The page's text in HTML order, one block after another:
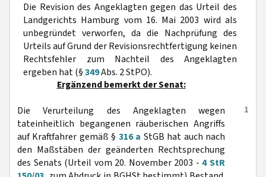
Die Revision des Angeklagten gegen das Urteil des
Landgerichts Hamburg vom 16. Mai 2003 wird als
unbegründet verworfen, da die Nachprüfung des
Urteils auf Grund der Revisionsrechtfertigung keinen
Rechtsfehler zum Nachteil des Angeklagten
ergeben hat (§349Abs. 2 StPO).
Ergänzend bemerkt der Senat:
1
Die Verurteilung des Angeklagten wegen
tateinheitlich begangenen räuberischen Angriffs
auf Kraftfahrer gemäß § 316 a StGB hat auch nach
den Maßstäben der geänderten Rechtsprechung
des Senats (Urteil vom 20. November 2003 -4 StR